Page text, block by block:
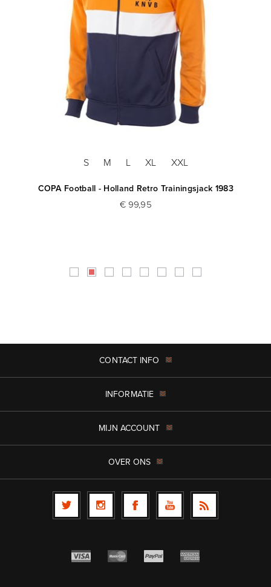
S M L XL XXL
COPA Football - Holland Retro Trainingsjack 1983
€ 99,95
CONTACT INFO
INFORMATIE
MIJN ACCOUNT
OVER ONS